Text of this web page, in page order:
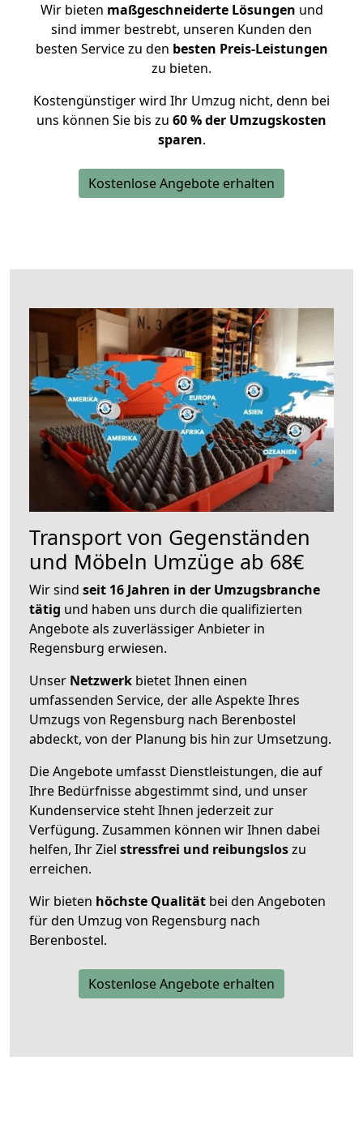
Wir bieten maßgeschneiderte Lösungen und
sind immer bestrebt, unseren Kunden den
besten Service zu den besten Preis-Leistungen
zu bieten.
Kostengünstiger wird Ihr Umzug nicht, denn bei
uns können Sie bis zu 60 % der Umzugskosten
sparen.
Kostenlose Angebote erhalten
Transport von Gegenständen
und Möbeln Umzüge ab 68€
Wir sind seit 16 Jahren in der Umzugsbranche
tätig und haben uns durch die qualifizierten
Angebote als zuverlässiger Anbieter in
Regensburg erwiesen.
Unser Netzwerk bietet Ihnen einen
umfassenden Service, der alle Aspekte Ihres
Umzugs von Regensburg nach Berenbostel
abdeckt, von der Planung bis hin zur Umsetzung.
Die Angebote umfasst Dienstleistungen, die auf
Ihre Bedürfnisse abgestimmt sind, und unser
Kundenservice steht Ihnen jederzeit zur
Verfügung. Zusammen können wir Ihnen dabei
helfen, Ihr Ziel stressfrei und reibungsloszu
erreichen.
Wir bieten höchste Qualität bei den Angeboten
für den Umzug von Regensburg nach
Berenbostel.
Kostenlose Angebote erhalten